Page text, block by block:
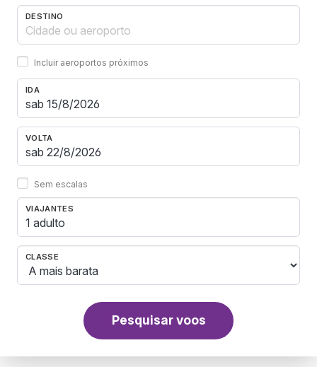
DESTINO
Incluir aeroportos próximos
IDA
VOLTA
Sem escalas
VIAJANTES
1 adulto
CLASSE
Pesquisar voos